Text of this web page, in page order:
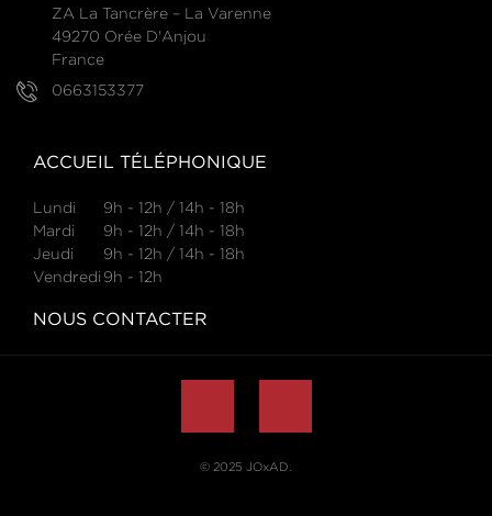
ZA La Tancrère – La Varenne
49270 Orée D'Anjou
France
0663153377
ACCUEIL TÉLÉPHONIQUE
Lundi
9h - 12h / 14h - 18h
Mardi
9h - 12h / 14h - 18h
Jeudi
9h - 12h / 14h - 18h
Vendredi 9h - 12h
NOUS CONTACTER
© 2025 JOxAD .